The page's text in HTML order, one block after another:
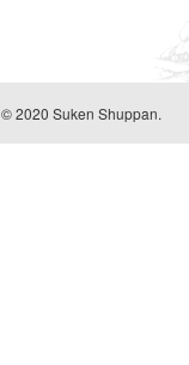
© 2020 Suken Shuppan.